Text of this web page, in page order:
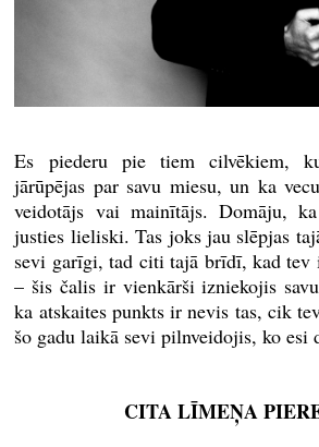
Es piederu pie tiem cilvēkiem,
jārūpējas par savu miesu, un ka
veidotājs vai mainītājs. Domāju,
justies lieliski. Tas joks jau slēpjas
sevi garīgi, tad citi tajā brīdī, kad tev
– šis čalis ir vienkārši izniekojis
ka atskaites punkts ir nevis tas, cik
šo gadu laikā sevi pilnveidojis, ko esi
CITA LĪMEŅA